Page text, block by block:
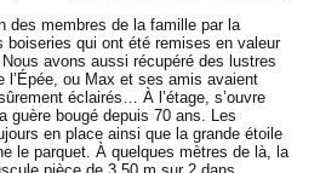
des membres de la famille par la
boiseries qui ont été remises en valeur
avons aussi récupéré des lustres
l’Épée, ou Max et ses amis avaient
éclairés… À l’étage, s’ouvre
guère bougé depuis 70 ans. Les
en place ainsi que la grande étoile
le parquet. À quelques mètres de là, la